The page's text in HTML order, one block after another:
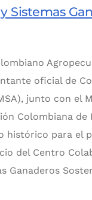
Sistemas
oficial de
junto con el
Colombiana de
histórico para el
del Centro
Ganaderos